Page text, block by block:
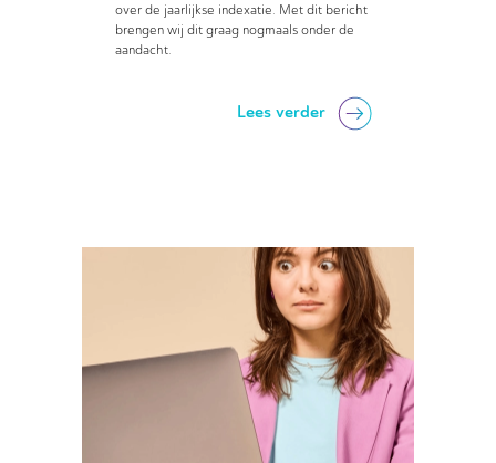
over de jaarlijkse indexatie. Met dit bericht
brengen wij dit graag nogmaals onder de
aandacht.
Lees verder